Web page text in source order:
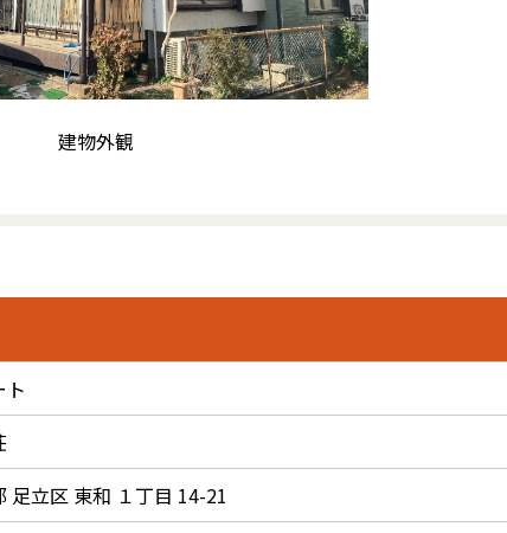
建物外観
ト
足立区 東和 １丁目 14-21